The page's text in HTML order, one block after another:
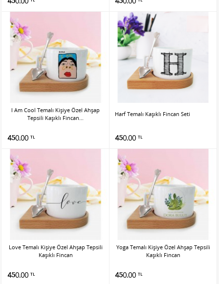
I Am Cool Temalı Kişiye Özel Ahşap
Tepsili Kaşıklı Fincan...
450.00 TL
Harf Temalı Kaşıklı Fincan Seti
450.00 TL
Love Temalı Kişiye Özel Ahşap Tepsili
Kaşıklı Fincan
450.00 TL
Yoga Temalı Kişiye Özel Ahşap Tepsili
Kaşıklı Fincan
450.00 TL